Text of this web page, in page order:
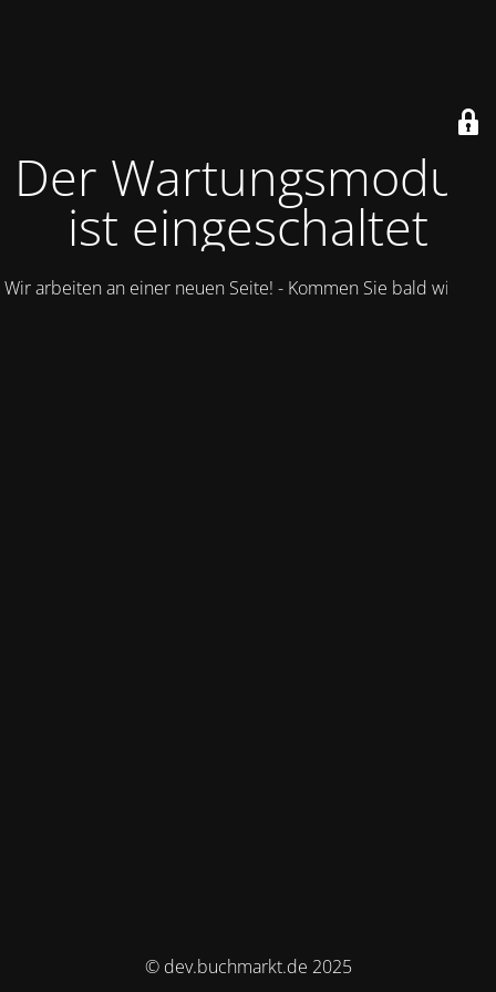
Der Wartungsmodus
ist eingeschaltet
Wir arbeiten an einer neuen Seite! - Kommen Sie bald wieder.
© dev.buchmarkt.de 2025